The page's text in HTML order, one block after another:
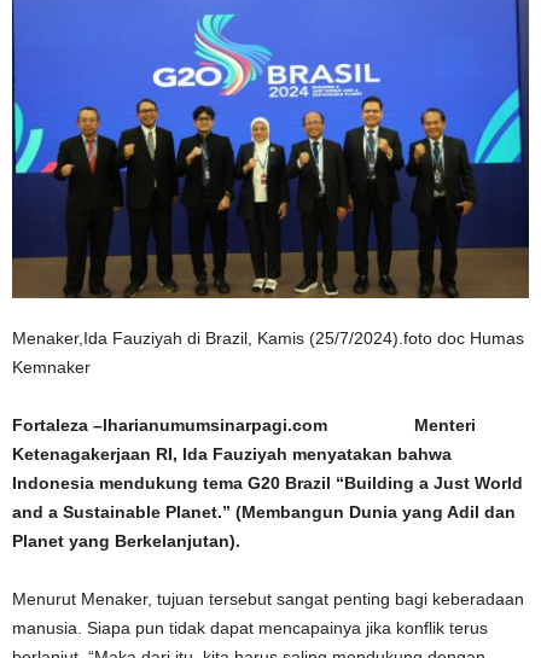
Menaker,Ida Fauziyah di Brazil, Kamis (25/7/2024).foto doc Humas
Kemnaker
Fortaleza –lharianumumsinarpagi.com Menteri
Ketenagakerjaan RI, Ida Fauziyah menyatakan bahwa
Indonesia mendukung tema G20 Brazil “Building a Just World
and a Sustainable Planet.” (Membangun Dunia yang Adil dan
Planet yang Berkelanjutan).
Menurut Menaker, tujuan tersebut sangat penting bagi keberadaan
manusia. Siapa pun tidak dapat mencapainya jika konflik terus